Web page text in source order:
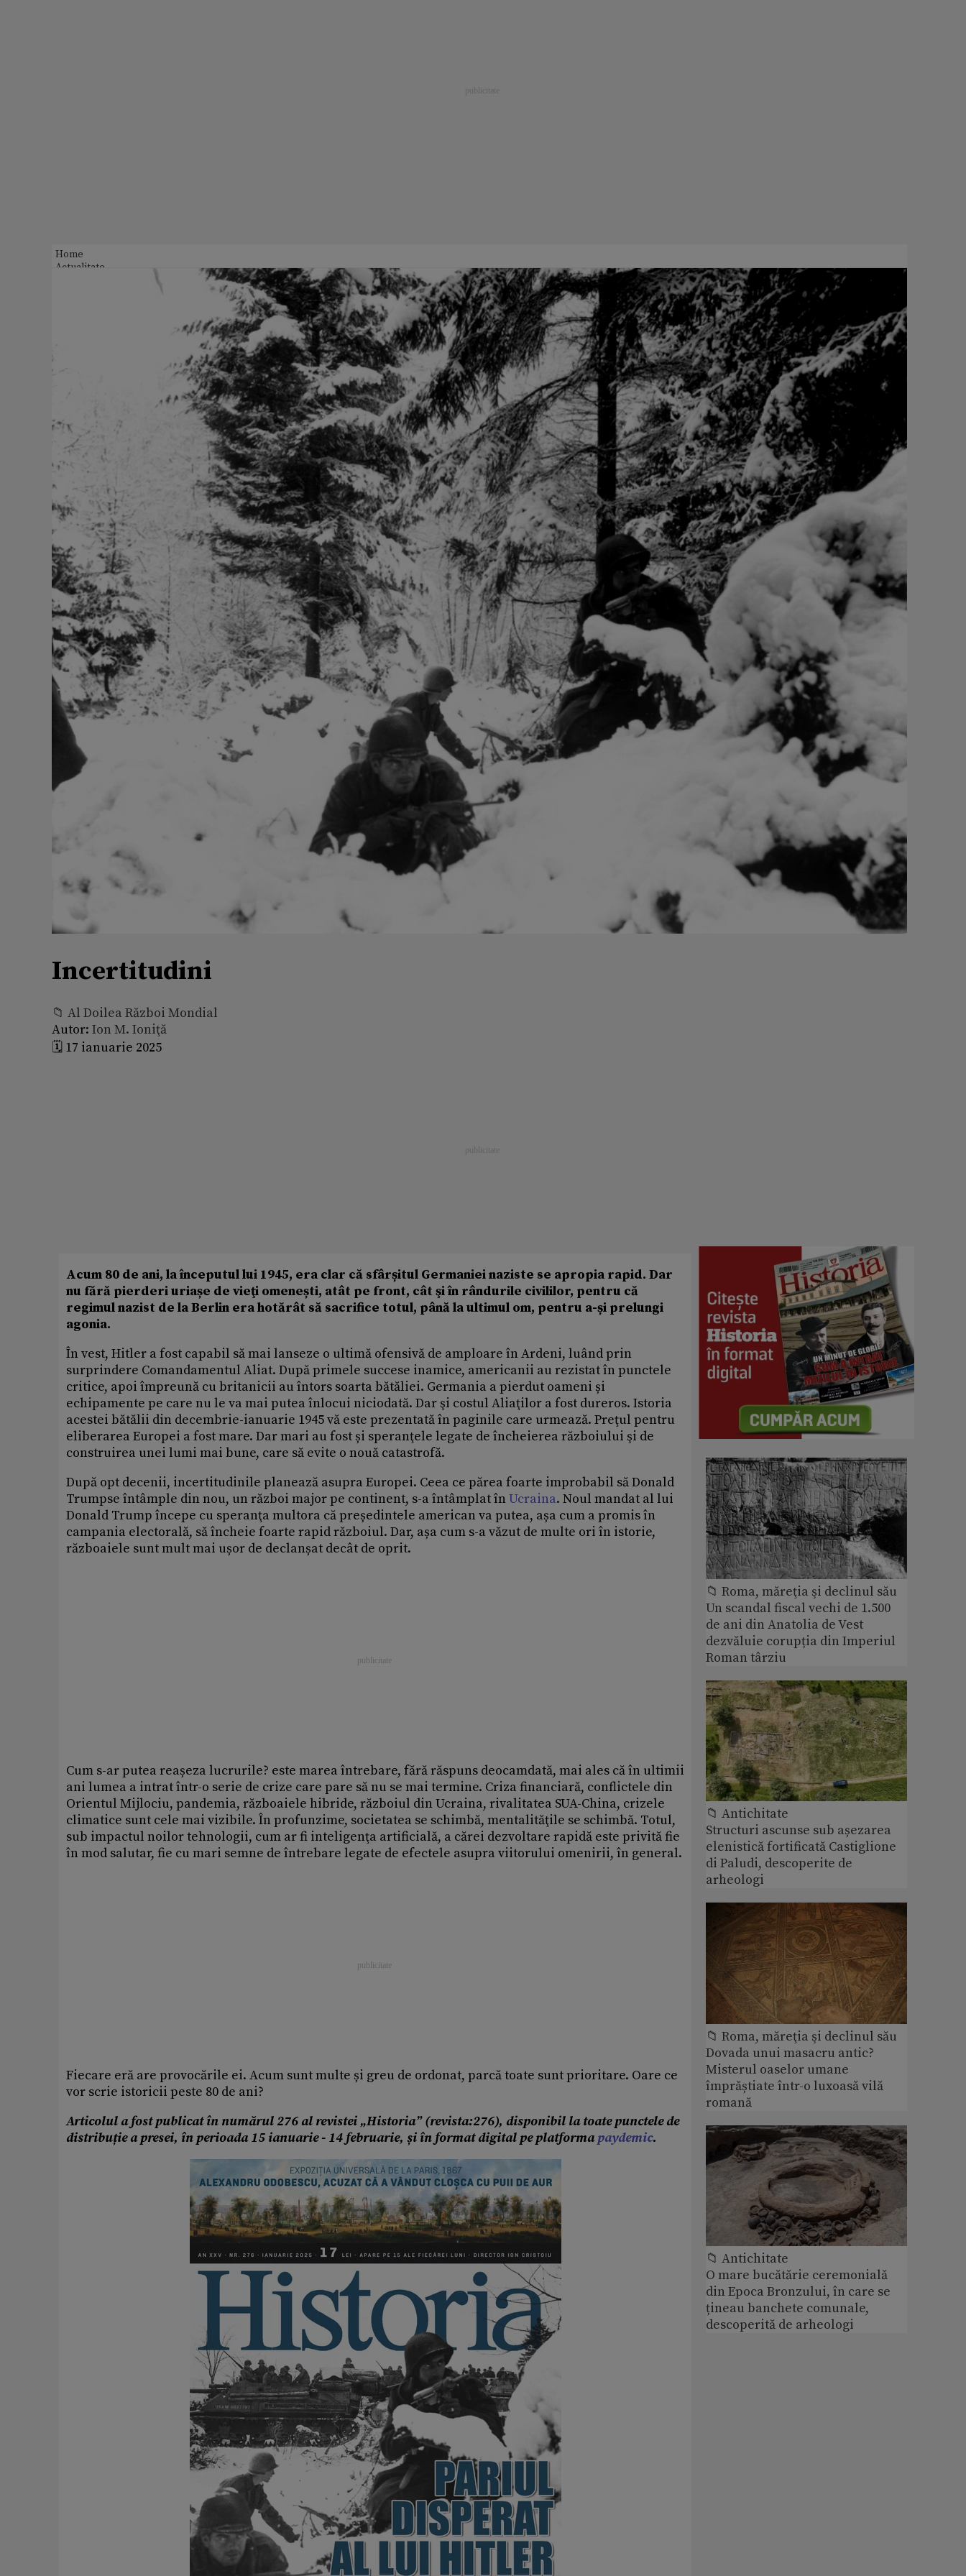
Home
Actualitate
Incertitudini
📁 Al Doilea Război Mondial
Autor: Ion M. Ioniţă
🗓️ 17 ianuarie 2025
Acum 80 de ani, la începutul lui 1945, era clar că sfârșitul Germaniei naziste se apropia rapid. Dar
nu fără pierderi uriașe de vieţi omenești, atât pe front, cât şi în rândurile civililor, pentru că
regimul nazist de la Berlin era hotărât să sacrifice totul, până la ultimul om, pentru a-și prelungi
agonia.
În vest, Hitler a fost capabil să mai lanseze o ultimă ofensivă de amploare în Ardeni, luând prin
surprindere Comandamentul Aliat. După primele succese inamice, americanii au rezistat în punctele
critice, apoi împreună cu britanicii au întors soarta bătăliei. Germania a pierdut oameni și
echipamente pe care nu le va mai putea înlocui niciodată. Dar şi costul Aliaţilor a fost dureros. Istoria
acestei bătălii din decembrie-ianuarie 1945 vă este prezentată în paginile care urmează. Preţul pentru
eliberarea Europei a fost mare. Dar mari au fost și speranţele legate de încheierea războiului şi de
construirea unei lumi mai bune, care să evite o nouă catastrofă.
După opt decenii, incertitudinile planează asupra Europei. Ceea ce părea foarte improbabil să Donald
Trumpse întâmple din nou, un război major pe continent, s-a întâmplat înUcraina. Noul mandat al lui
Donald Trump începe cu speranţa multora că președintele american va putea, așa cum a promis în
campania electorală, să încheie foarte rapid războiul. Dar, așa cum s-a văzut de multe ori în istorie,
războaiele sunt mult mai ușor de declanșat decât de oprit.
Cum s-ar putea reașeza lucrurile? este marea întrebare, fără răspuns deocamdată, mai ales că în ultimii
ani lumea a intrat într-o serie de crize care pare să nu se mai termine. Criza financiară, conflictele din
Orientul Mijlociu, pandemia, războaiele hibride, războiul din Ucraina, rivalitatea SUA-China, crizele
climatice sunt cele mai vizibile. În profunzime, societatea se schimbă, mentalităţile se schimbă. Totul,
sub impactul noilor tehnologii, cum ar fi inteligenţa artificială, a cărei dezvoltare rapidă este privită fie
în mod salutar, fie cu mari semne de întrebare legate de efectele asupra viitorului omenirii, în general.
Fiecare eră are provocările ei. Acum sunt multe și greu de ordonat, parcă toate sunt prioritare. Oare ce
vor scrie istoricii peste 80 de ani?
Articolul a fost publicat în numărul 276 al revistei „Historia” (revista:276), disponibil la toate punctele de
distribuție a presei, în perioada 15 ianuarie - 14 februarie, și în format digital pe platformapaydemic.
📁 Roma, măreţia şi declinul său
Un scandal fiscal vechi de 1.500
de ani din Anatolia de Vest
dezvăluie corupția din Imperiul
Roman târziu
📁 Antichitate
Structuri ascunse sub așezarea
elenistică fortificată Castiglione
di Paludi, descoperite de
arheologi
📁 Roma, măreţia şi declinul său
Dovada unui masacru antic?
Misterul oaselor umane
împrăștiate într-o luxoasă vilă
romană
📁 Antichitate
O mare bucătărie ceremonială
din Epoca Bronzului, în care se
țineau banchete comunale,
descoperită de arheologi